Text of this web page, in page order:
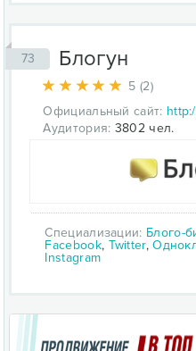
73 Блогун
5 (2)
Официальный сайт:
Аудитория: 3802 чел.
Специализации: Блого-
Facebook, Twitter,
Instagram